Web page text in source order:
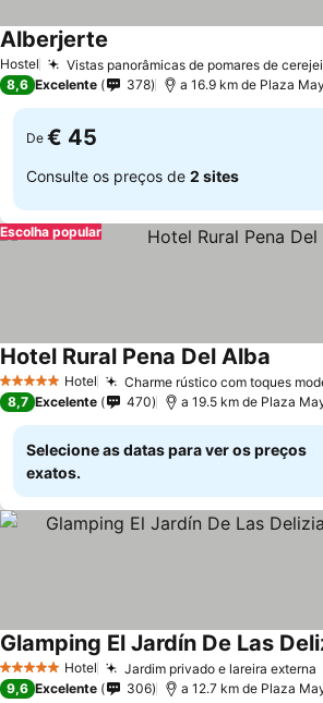
Hostel Vistas panorâmicas de pomares de
Alberjerte
8,6 Excelente 378 a 16.9 km de Plaza
De € 45
Consulte os preços de 2 sites
Escolha popular
5 Estrelas Hotel Charme rústico com toques
Hotel Rural Pena Del Alba
8,7 Excelente 470 a 19.5 km de Plaza
Selecione as datas para ver os preços
exatos.
5 Estrelas Hotel Jardim privado e lareira externa
Ver preços
9,6 Excelente 306 a 12.7 km de Plaza